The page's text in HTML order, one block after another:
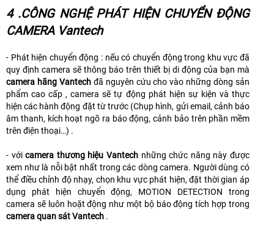
4 .CÔNG NGHỆ PHÁT HIỆN CHUYỂN ĐỘNG
CAMERA Vantech
- Phát hiện chuyển động : nếu có chuyển động trong khu vực đã
quy định camera sẽ thông báo trên thiết bị di động của bạn mà
camera hãng Vantechđã nguyên cứu cho vào những dòng sản
phẩm cao cấp , camera sẽ tự động phát hiện sự kiện và thực
hiện các hành động đặt từ trước (Chụp hình, gửi email, cảnh báo
âm thanh, kích hoạt ngõ ra báo động, cảnh bảo trên phần mềm
trên điện thoại…) .
- vớicamera thương hiệu Vantech những chức năng này được
xem như là nỗi bật nhất trong các dòng camera. Người dùng có
thể điều chỉnh độ nhạy, chọn khu vực phát hiện, đặt thời gian áp
dụng phát hiện chuyển động, MOTION DETECTION trong
camera sẽ luôn hoặt động như một bộ báo động tích hợp trong
camera quan sát Vantech .